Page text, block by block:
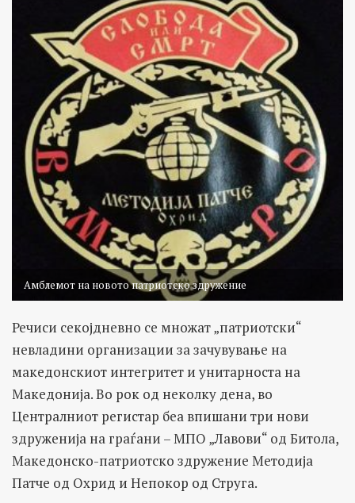
Амблемот на новото патриотско здружение
Речиси секојдневно се множат „патриотски“
невладини организации за зачувување на
македонскиот интегритет и унитарноста на
Македонија. Во рок од неколку дена, во
Централниот регистар беа впишани три нови
здруженија на граѓани – МПО „Лавови“ од Битола,
Македонско-патриотско здружение Методија
Патче од Охрид и Непокор од Струга.